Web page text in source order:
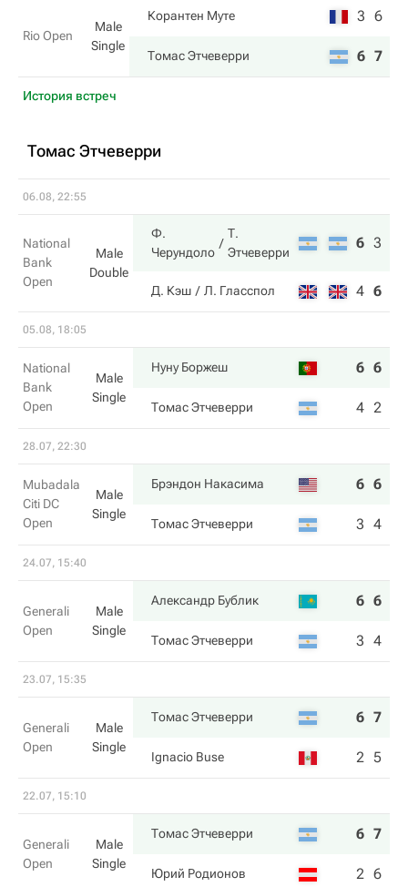
Rio Open
Male
Single
Корантен Муте 3 6
Томас Этчеверри 6 7
История встреч
Томас Этчеверри
06.08, 22:55
National
Bank
Open
Male
Double
Ф.
Черундоло
Т.
Этчеверри
6 3
Д. Кэш Л. Гласспол 4 6
05.08, 18:05
National
Bank
Open
Male
Single
Нуну Боржеш 6 6
Томас Этчеверри 4 2
28.07, 22:30
Mubadala
Citi DC
Open
Male
Single
Брэндон Накаcима 6 6
Томас Этчеверри 3 4
24.07, 15:40
Generali
Open
Male
Single
Александр Бублик 6 6
Томас Этчеверри 3 4
23.07, 15:35
Generali
Open
Male
Single
Томас Этчеверри 6 7
Ignacio Buse 2 5
22.07, 15:10
Generali
Open
Male
Single
Томас Этчеверри 6 7
Юрий Родионов 2 6